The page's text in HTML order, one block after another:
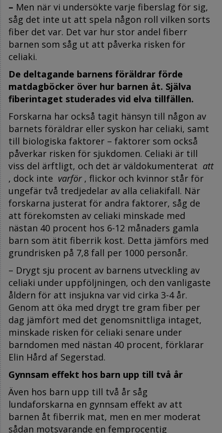
– Men när vi undersökte varje fiberslag för sig,
såg det inte ut att spela någon roll vilken sorts
fiber det var. Det var hur stor andel fiberr
barnen som såg ut att påverka risken för
celiaki.
De deltagande barnens föräldrar förde
matdagböcker över hur barnen åt. Själva
fiberintaget studerades vid elva tillfällen.
Forskarna har också tagit hänsyn till någon av
barnets föräldrar eller syskon har celiaki, samt
till biologiska faktorer – faktorer som också
påverkar risken för sjukdomen. Celiaki är till
viss del ärftligt, och det är väldokumenterat att
, dock inte varför, flickor och kvinnor står för
ungefär två tredjedelar av alla celiakifall. När
forskarna justerat för andra faktorer, såg de
att förekomsten av celiaki minskade med
nästan 40 procent hos 6-12 månaders gamla
barn som ätit fiberrik kost. Detta jämförs med
grundrisken på 7,8 fall per 1000 personår.
– Drygt sju procent av barnens utveckling av
celiaki under uppföljningen, och den vanligaste
åldern för att insjukna var vid cirka 3-4 år.
Genom att öka med drygt tre gram fiber per
dag jämfört med det genomsnittliga intaget,
minskade risken för celiaki senare under
barndomen med nästan 40 procent, förklarar
Elin Hård af Segerstad.
Gynnsam effekt hos barn upp till två år
Även hos barn upp till två år såg
lundaforskarna en gynnsam effekt av att
barnen åt fiberrik mat, men en mer moderat
sådan motsvarande en femprocentig